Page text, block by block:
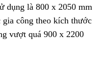
dụng là 800 x 2050 mm
gia công theo kích thước
vượt quá 900 x 2200